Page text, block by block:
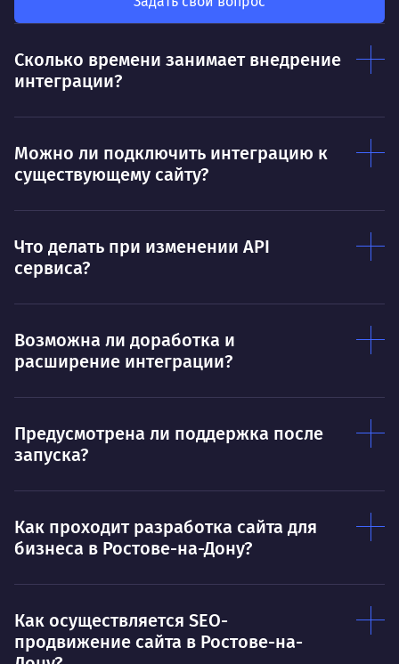
Нравится
Договариваться.
Ты — это то, что ты делаешь. Этим всё
сказано.
О
Сколько времени занимает внедрение
интеграции?
Можно ли подключить интеграцию к
существующему сайту?
Что делать при изменении API
сервиса?
Возможна ли доработка и
расширение интеграции?
Предусмотрена ли поддержка после
запуска?
Как проходит разработка сайта для
бизнеса в Ростове-на-Дону?
Как осуществляется SEO-
продвижение сайта в Ростове-на-